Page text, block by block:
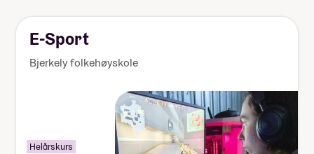
forteller fire elever hvor mye
lommepenger de brukte i løpet av
sitt år på folkehøgskole
E-Sport
Bjerkely folkehøyskole
Helårskurs